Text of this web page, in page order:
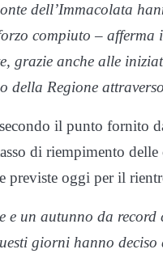
dell’Immacolata
compiuto – afferma
grazie anche alle
della Regione
il punto fornito
di riempimento
previste oggi per il
e un autunno da
giorni hanno